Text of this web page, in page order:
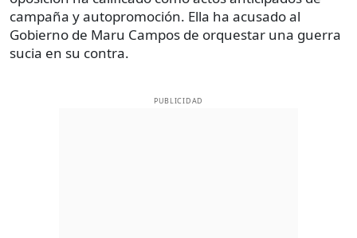
campaña y autopromoción. Ella ha acusado al
Gobierno de Maru Campos de orquestar una guerra
sucia en su contra.
PUBLICIDAD